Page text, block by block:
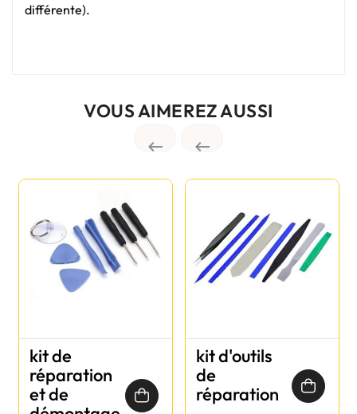
différente).
VOUS AIMEREZ AUSSI
 
kit de
réparation
et de
kit d'outils
de
réparation